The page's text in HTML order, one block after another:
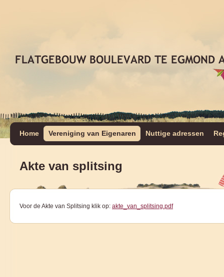
Home Vereniging van Eigenaren Nuttige adressen
Akte van splitsing
Voor de Akte van Splitsing klik op: akte_van_splitsing.pdf